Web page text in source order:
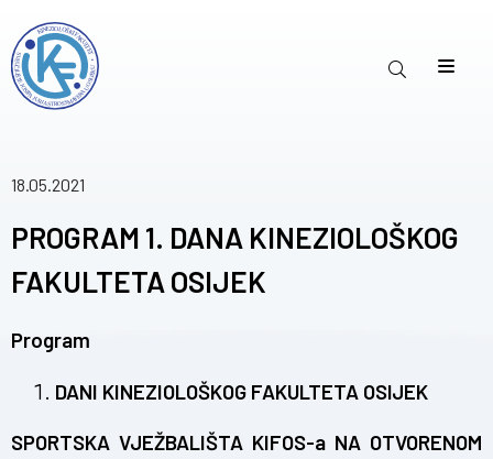
18.05.2021
PROGRAM 1. DANA KINEZIOLOŠKOG
FAKULTETA OSIJEK
Program
DANI KINEZIOLOŠKOG FAKULTETA OSIJEK
SPORTSKA VJEŽBALIŠTA KIFOS-a NA OTVORENOM